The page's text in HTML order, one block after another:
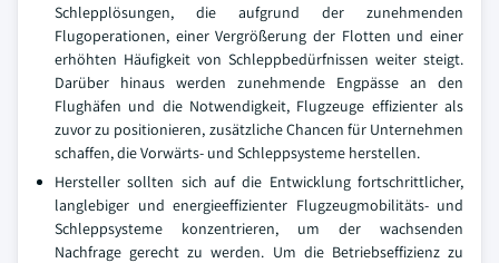
Schlepplösungen, die aufgrund der zunehmenden
Flugoperationen, einer Vergrößerung der Flotten und einer
erhöhten Häufigkeit von Schleppbedürfnissen weiter steigt.
Darüber hinaus werden zunehmende Engpässe an den
Flughäfen und die Notwendigkeit, Flugzeuge effizienter als
zuvor zu positionieren, zusätzliche Chancen für Unternehmen
schaffen, die Vorwärts- und Schleppsysteme herstellen.
Hersteller sollten sich auf die Entwicklung fortschrittlicher,
langlebiger und energieeffizienter Flugzeugmobilitäts- und
Schleppsysteme konzentrieren, um der wachsenden
Nachfrage gerecht zu werden. Um die Betriebseffizienz zu